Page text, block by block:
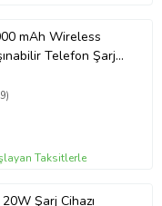
mAh Wireless
Telefon Şarj
Taksitlerle
Şarj Cihazı